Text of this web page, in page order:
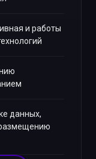
и работы
данных,